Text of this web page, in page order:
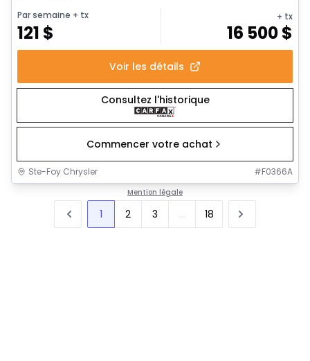
Par semaine + tx
121 $
+ tx
16 500$
Voir les détails
Consultez l'historique
Commencer votre achat
Ste-Foy Chrysler #F0366A
Mention légale
1 2 3 ... 18